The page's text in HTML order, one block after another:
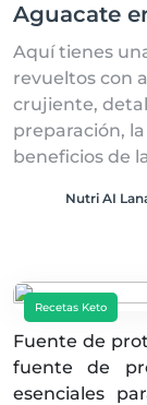
Aguacate
Aquí tienes
revueltos con
crujiente,
preparación,
beneficios de
Nutri AI
Recetas Keto
Fuente de
fuente de
esenciales